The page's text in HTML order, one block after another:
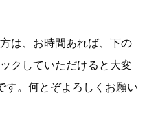
は、お時間あれば、下の
クしていただけると大変
す。何とぞよろしくお願い